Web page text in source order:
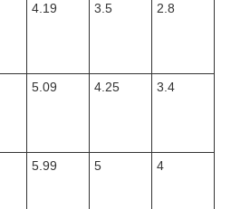
4.19 3.5 2.8
5.09 4.25 3.4
5.99 5 4